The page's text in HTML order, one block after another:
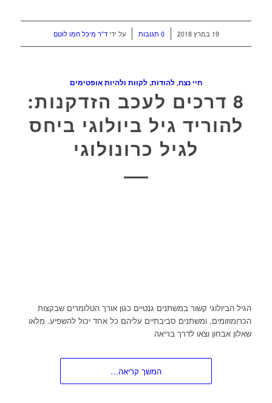
19 במרץ 2018 / 0 תגובות על ידיד"ר מיכל חמו לוטם
חיי נצח,להודות,לקוות ולהיות אופטימים
8 דרכים לעכב הזדקנות:
להוריד גיל ביולוגי ביחס
לגיל כרונולוגי
הגיל הביולוגי קשור במשתנים גנטיים כגון אורך הטלומרים שבקצות
הכרומוזומים, ומשתנים סביבתיים עליהם כל אחד יכול להשפיע. מלאו
שאלון אבחון וצאו לדרך בריאה
המשך קריאה…